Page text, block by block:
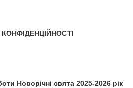
Новорічні свята 2025-2026 рік